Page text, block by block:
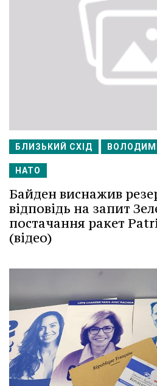
БЛИЗЬКИЙ СХІД
НАТО
Байден виснажив
відповідь на запит
постачання ракет
(відео)